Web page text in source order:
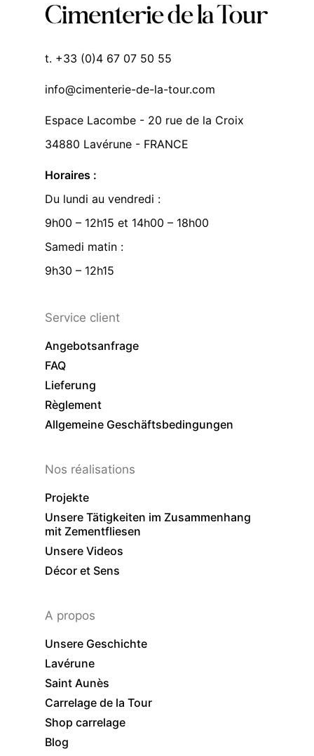
t. +33 (0)4 67 07 50 55
info@cimenterie-de-la-tour.com
Espace Lacombe - 20 rue de la Croix
34880 Lavérune - FRANCE
Horaires :
Du lundi au vendredi :
9h00 – 12h15 et 14h00 – 18h00
Samedi matin :
9h30 – 12h15
Service client
Angebotsanfrage
FAQ
Lieferung
Règlement
Allgemeine Geschäftsbedingungen
Nos réalisations
Projekte
Unsere Tätigkeiten im Zusammenhang
mit Zementfliesen
Unsere Videos
Décor et Sens
A propos
Unsere Geschichte
Lavérune
Saint Aunès
Carrelage de la Tour
Shop carrelage
Blog